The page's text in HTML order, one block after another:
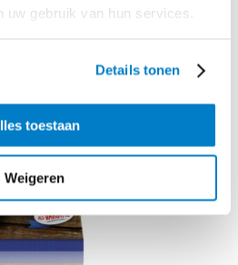
gebruik van hun services.
Details tonen
toestaan
Weigeren